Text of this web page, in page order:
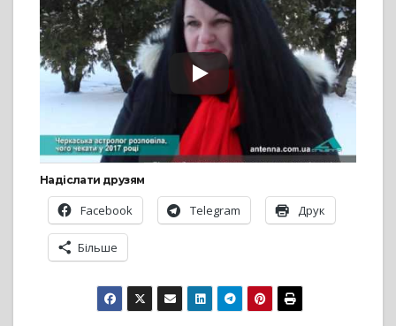
Надіслати друзям
Facebook Telegram Друк
Більше